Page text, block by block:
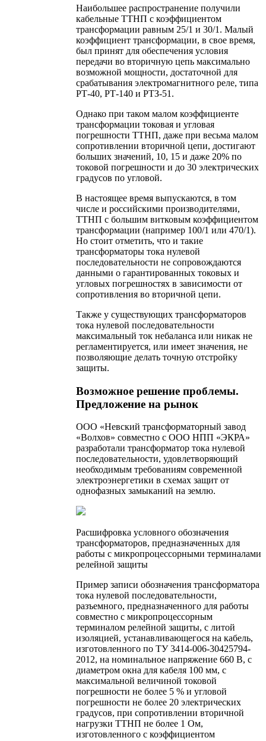
Наибольшее распространение получили
кабельные ТТНП с коэффициентом
трансформации равным 25/1 и 30/1. Малый
коэффициент трансформации, в свое время,
был принят для обеспечения условия
передачи во вторичную цепь максимально
возможной мощности, достаточной для
срабатывания электромагнитного реле, типа
РТ-40, РТ-140 и РТЗ-51.
Однако при таком малом коэффициенте
трансформации токовая и угловая
погрешности ТТНП, даже при весьма малом
сопротивлении вторичной цепи, достигают
больших значений, 10, 15 и даже 20% по
токовой погрешности и до 30 электрических
градусов по угловой.
В настоящее время выпускаются, в том
числе и российскими производителями,
ТТНП с большим витковым коэффициентом
трансформации (например 100/1 или 470/1).
Но стоит отметить, что и такие
трансформаторы тока нулевой
последовательности не сопровождаются
данными о гарантированных токовых и
угловых погрешностях в зависимости от
сопротивления во вторичной цепи.
Также у существующих трансформаторов
тока нулевой последовательности
максимальный ток небаланса или никак не
регламентируется, или имеет значения, не
позволяющие делать точную отстройку
защиты.
Возможное решение проблемы.
Предложение на рынок
ООО «Невский трансформаторный завод
«Волхов» совместно с ООО НПП «ЭКРА»
разработали трансформатор тока нулевой
последовательности, удовлетворяющий
необходимым требованиям современной
электроэнергетики в схемах защит от
однофазных замыканий на землю.
Расшифровка условного обозначения
трансформаторов, предназначенных для
работы с микропроцессорными терминалами
релейной защиты
Пример записи обозначения трансформатора
тока нулевой последовательности,
разъемного, предназначенного для работы
совместно с микропроцессорным
терминалом релейной защиты, с литой
изоляцией, устанавливающегося на кабель,
изготовленного по ТУ 3414-006-30425794-
2012, на номинальное напряжение 660 В, с
диаметром окна для кабеля 100 мм, с
максимальной величиной токовой
погрешности не более 5 % и угловой
погрешности не более 20 электрических
градусов, при сопротивлении вторичной
нагрузки ТТНП не более 1 Ом,
изготовленного с коэффициентом